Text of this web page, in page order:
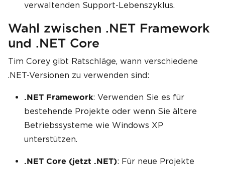
verwaltenden Support-Lebenszyklus.
Wahl zwischen .NET Framework
und .NET Core
Tim Corey gibt Ratschläge, wann verschiedene
.NET-Versionen zu verwenden sind:
.NET Framework: Verwenden Sie es für
bestehende Projekte oder wenn Sie ältere
Betriebssysteme wie Windows XP
unterstützen.
.NET Core (jetzt .NET): Für neue Projekte